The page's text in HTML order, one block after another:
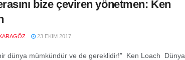
bize çeviren yönetmen: Ken
23 EKIM 2017
dünya mümkündür ve de gereklidir!” Ken Loach Dünya